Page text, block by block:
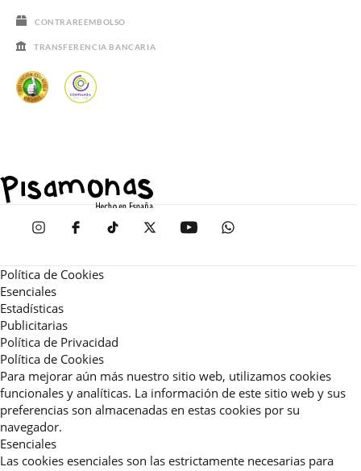
CONTRAREEMBOLSO
TRANSFERENCIA BANCARIA
Política de Cookies
Esenciales
Estadísticas
Publicitarias
Política de Privacidad
Política de Cookies
Para mejorar aún más nuestro sitio web, utilizamos cookies
funcionales y analíticas. La información de este sitio web y sus
preferencias son almacenadas en estas cookies por su
navegador.
Esenciales
Las cookies esenciales son las estrictamente necesarias para